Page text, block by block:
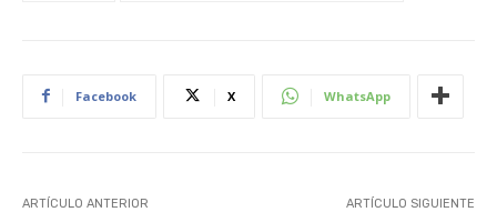
Facebook X WhatsApp
ARTÍCULO ANTERIOR ARTÍCULO SIGUIENTE